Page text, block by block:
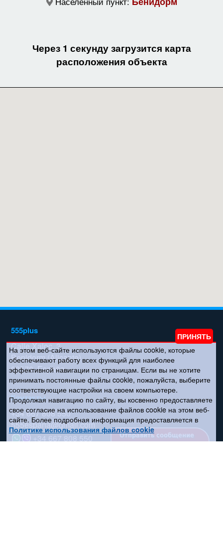
Через 1 секунду загрузится карта
расположения объекта
555plus
Calle Xaloc, 3
Benidorm (Alicante)
03570, España
Контакты
+34 667 808 550
555espana@gmail.com
Отправить сообщение
На этом веб-сайте используются файлы cookie, которые
обеспечивают работу всех функций для наиболее
эффективной навигации по страницам. Если вы не хотите
принимать постоянные файлы cookie, пожалуйста, выберите
соответствующие настройки на своем компьютере.
Продолжая навигацию по сайту, вы косвенно предоставляете
свое согласие на использование файлов cookie на этом веб-
сайте. Более подробная информация предоставляется в
Политике использования файлов сookie